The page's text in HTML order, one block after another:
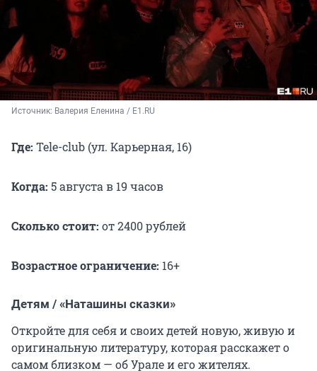
Источник: Валерия Еленина / E1.RU
Где: Tele-club (ул. Карьерная, 16)
Когда: 5 августа в 19 часов
Сколько стоит: от 2400 рублей
Возрастное ограничение: 16+
Детям / «Наташины сказки»
Откройте для себя и своих детей новую, живую и
оригинальную литературу, которая расскажет о
самом близком — об Урале и его жителях.